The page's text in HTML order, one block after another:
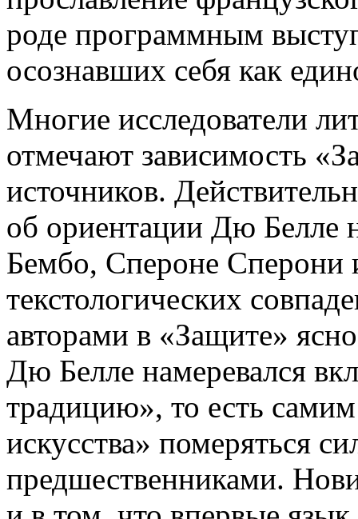
роде программным
осознавших себя как
Многие исследователи
отмечают зависимость
источников.
об ориентации Дю Белле
Бембо, Спероне Сперони
текстологических
авторами в «Защите»
Дю Белле намеревался
традицию», то есть
искусства» померяться
предшественниками.